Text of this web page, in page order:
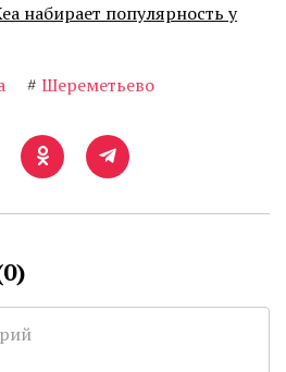
набирает популярность у
# Шереметьево
0)